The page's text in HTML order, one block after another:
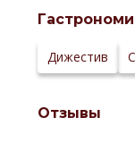
Дижестив
Отзывы